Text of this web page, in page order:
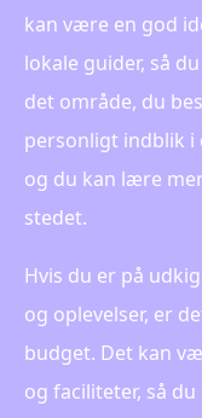
kan være en god
lokale guider, så
det område, du
personligt indblik i
og du kan lære
stedet.
Hvis du er på
og oplevelser, er
budget. Det kan
og faciliteter, så